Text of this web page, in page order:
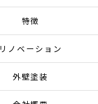
特徴
リノベーション
外壁塗装